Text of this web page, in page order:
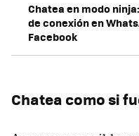
Chatea en modo
de conexión en
Facebook
Chatea como si